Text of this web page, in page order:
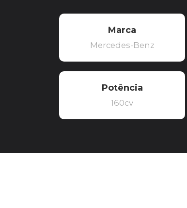
Marca
Mercedes-Benz
Potência
160cv